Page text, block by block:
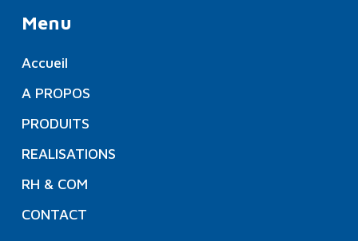
Menu
Accueil
A PROPOS
PRODUITS
REALISATIONS
RH & COM
CONTACT